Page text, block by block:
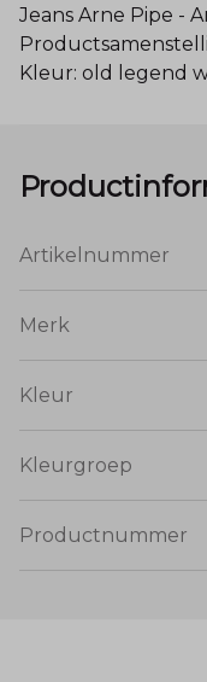
Jeans Arne Pipe -
Kleur: old legend
Artikelnummer
Merk
Kleur
Kleurgroep
Productnummer